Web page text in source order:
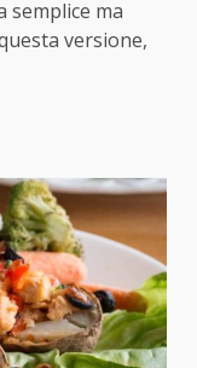
semplice ma
versione,